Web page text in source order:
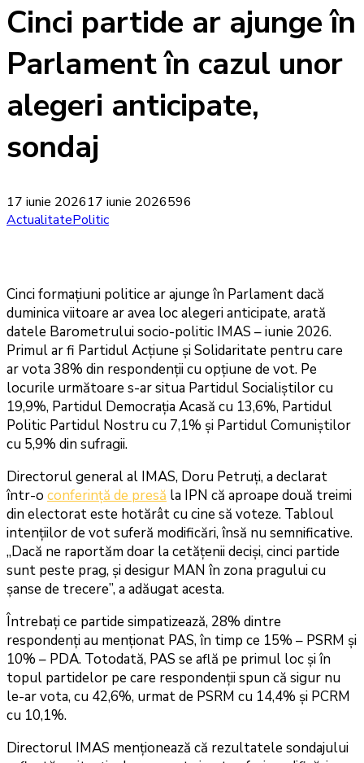
Cinci partide ar ajunge în
Parlament în cazul unor
alegeri anticipate,
sondaj
17 iunie 202617 iunie 2026596
ActualitatePolitic
Cinci formațiuni politice ar ajunge în Parlament dacă
duminica viitoare ar avea loc alegeri anticipate, arată
datele Barometrului socio-politic IMAS – iunie 2026.
Primul ar fi Partidul Acțiune și Solidaritate pentru care
ar vota 38% din respondenții cu opțiune de vot. Pe
locurile următoare s-ar situa Partidul Socialiștilor cu
19,9%, Partidul Democrația Acasă cu 13,6%, Partidul
Politic Partidul Nostru cu 7,1% și Partidul Comuniștilor
cu 5,9% din sufragii.
Directorul general al IMAS, Doru Petruți, a declarat
într-o conferință de presă la IPN că aproape două treimi
din electorat este hotărât cu cine să voteze. Tabloul
intențiilor de vot suferă modificări, însă nu semnificative.
„Dacă ne raportăm doar la cetățenii deciși, cinci partide
sunt peste prag, și desigur MAN în zona pragului cu
șanse de trecere”, a adăugat acesta.
Întrebați ce partide simpatizează, 28% dintre
respondenți au menționat PAS, în timp ce 15% – PSRM și
10% – PDA. Totodată, PAS se află pe primul loc și în
topul partidelor pe care respondenții spun că sigur nu
le-ar vota, cu 42,6%, urmat de PSRM cu 14,4% și PCRM
cu 10,1%.
Directorul IMAS menționează că rezultatele sondajului